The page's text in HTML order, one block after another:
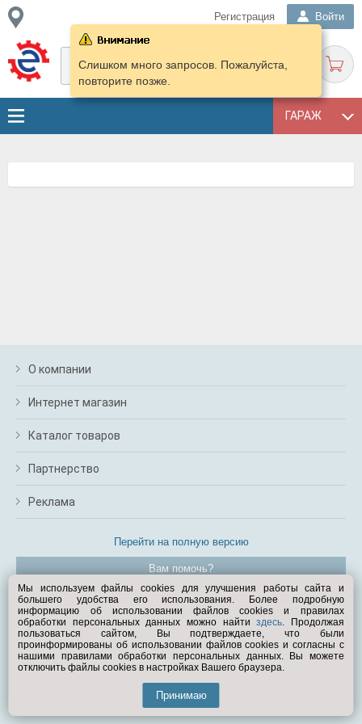
Регистрация Войти
ГАРАЖ
Слишком много запросов. Пожалуйста,
повторите позже.
О компании
Интернет магазин
Каталог товаров
Партнерство
Реклама
Перейти на полную версию
Вам помочь?
© Exist.ru 1998—2026
Мы используем файлы cookies для улучшения работы сайта и
большего удобства его использования. Более подробную
информацию об использовании файлов cookies и правилах
обработки персональных данных можно найтиздесь. Продолжая
пользоваться сайтом, Вы подтверждаете, что были
проинформированы об использовании файлов cookies и согласны с
нашими правилами обработки персональных данных. Вы можете
отключить файлы cookies в настройках Вашего браузера.
Принимаю